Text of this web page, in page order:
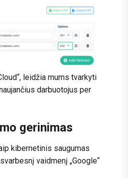
leidžia mums tvarkyti
darbuotojus per
gerinimas
kibernetinis saugumas
vaidmenį „Google“